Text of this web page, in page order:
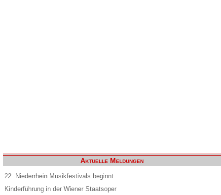
Aktuelle Meldungen
22. Niederrhein Musikfestivals beginnt
Kinderführung in der Wiener Staatsoper